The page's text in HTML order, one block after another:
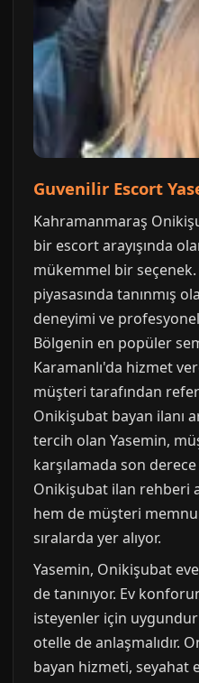
Guvenilir Escort
Kahramanmaraş
bir escort arayışında
mükemmel bir
piyasasında tanınmış
deneyimi ve profesyonel
Bölgenin en popüler
Karamanlı'da hizmet
müşteri tarafından
Onikişubat bayan ilanı
tercih olan Yasemin,
karşılamada son derece
Onikişubat ilan rehberi
hem de müşteri
sıralarda yer alıyor.
Yasemin, Onikişubat
de tanınıyor. Ev
isteyenler için
otelle de anlaşmalıdır.
bayan hizmeti, seyahat